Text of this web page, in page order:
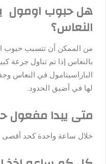
هل حبوب اومول
النعاس؟
بالنعاس إذا تم تناول جرعة
الباراسيتامول في النعاس
لها في أضيق الحدود.
متى يبدا مفعول
خلال ساعة واحدة كحد أقصى